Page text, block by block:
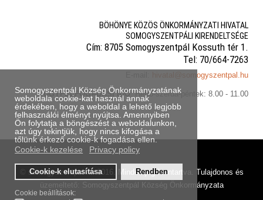
Somogyszentpál Község Önkormányzatának
weboldala cookie-kat használ annak
érdekében, hogy a weboldal a lehető legjobb
felhasználói élményt nyújtsa. Amennyiben
Ön folytatja a böngészést a weboldalunkon,
azt úgy tekintjük, hogy nincs kifogása a
tőlünk érkező cookie-k fogadása ellen.
Cookie-k kezelése
Privacy policy
Cookie-k elutasítása Rendben
Cookie beállítások:
BÖHÖNYE KÖZÖS ÖNKORMÁNYZATI HIVATAL
SOMOGYSZENTPÁLI KIRENDELTSÉGE
Cím: 8705 Somogyszentpál Kossuth tér 1.
Tel: 70/664-7263
hivatal@somogyszentpal.hu
ÜGYFÉLFOGADÁSI IDŐ : Hétfő-szerda-péntek: 8.00 - 11.00
© somogyszentpal.hu 2016. Minden jog fenntartva. Tulajdonos és
üzemeltető: Somogyszentpál Község Önkormányzata